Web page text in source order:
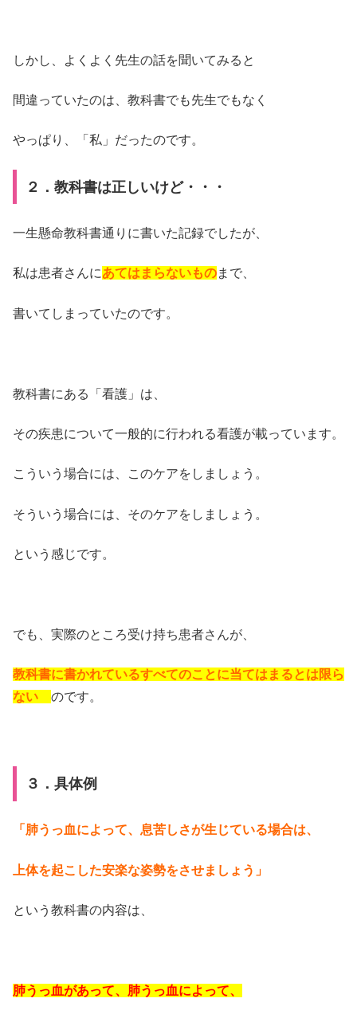
しかし、よくよく先生の話を聞いてみると
間違っていたのは、教科書でも先生でもなく
やっぱり、「私」だったのです。
２．教科書は正しいけど・・・
一生懸命教科書通りに書いた記録でしたが、
私は患者さんにあてはまらないものまで、
書いてしまっていたのです。
教科書にある「看護」は、
その疾患について一般的に行われる看護が載っています。
こういう場合には、このケアをしましょう。
そういう場合には、そのケアをしましょう。
という感じです。
でも、実際のところ受け持ち患者さんが、
教科書に書かれているすべてのことに当てはまるとは限ら
ない のです。
３．具体例
「肺うっ血によって、息苦しさが生じている場合は、
上体を起こした安楽な姿勢をさせましょう」
という教科書の内容は、
肺うっ血があって、肺うっ血によって、